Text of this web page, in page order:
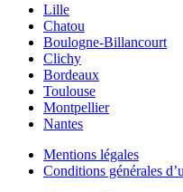
Lille
Chatou
Boulogne-Billancourt
Clichy
Bordeaux
Toulouse
Montpellier
Nantes
Mentions légales
Conditions générales